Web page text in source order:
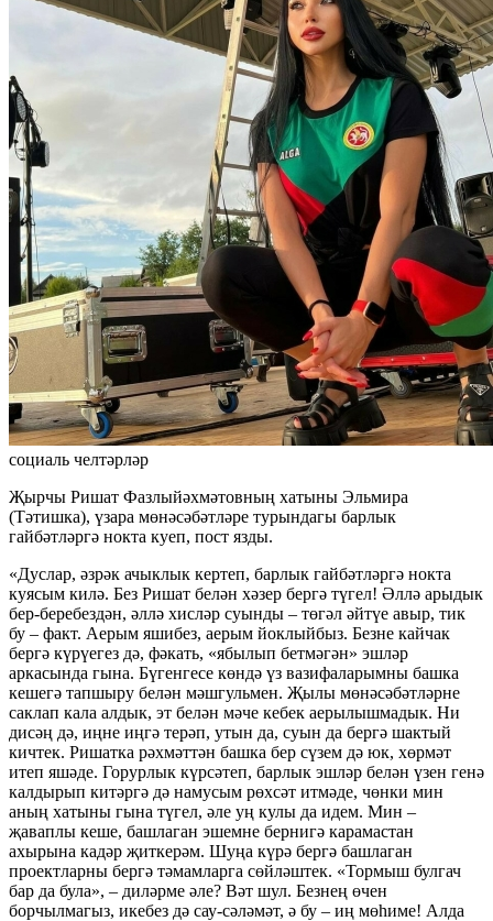
социаль челтәрләр
Җырчы Ришат Фазлыйәхмәтовның хатыны Эльмира
(Тәтишка), үзара мөнәсәбәтләре турындагы барлык
гайбәтләргә нокта куеп, пост язды.
«Дуслар, әзрәк ачыклык кертеп, барлык гайбәтләргә нокта
куясым килә. Без Ришат белән хәзер бергә түгел! Әллә арыдык
бер-беребездән, әллә хисләр суынды – төгәл әйтүе авыр, тик
бу – факт. Аерым яшибез, аерым йоклыйбыз. Безне кайчак
бергә күрүегез дә, фәкать, «ябылып бетмәгән» эшләр
аркасында гына. Бүгенгесе көндә үз вазифаларымны башка
кешегә тапшыру белән мәшгульмен. Җылы мөнәсәбәтләрне
саклап кала алдык, эт белән мәче кебек аерылышмадык. Ни
дисәң дә, иңне иңгә терәп, утын да, суын да бергә шактый
кичтек. Ришатка рәхмәттән башка бер сүзем дә юк, хөрмәт
итеп яшәде. Горурлык күрсәтеп, барлык эшләр белән үзен генә
калдырып китәргә дә намусым рөхсәт итмәде, чөнки мин
аның хатыны гына түгел, әле уң кулы да идем. Мин –
җаваплы кеше, башлаган эшемне бернигә карамастан
ахырына кадәр җиткерәм. Шуңа күрә бергә башлаган
проектларны бергә тәмамларга сөйләштек. «Тормыш булгач
бар да була», – диләрме әле? Вәт шул. Безнең өчен
борчылмагыз, икебез дә сау-сәләмәт, ә бу – иң мөһиме! Алда